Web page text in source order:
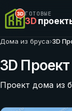
ГОТОВЫЕ
3D
Дома из бруса›3D
3D
Проект дома из